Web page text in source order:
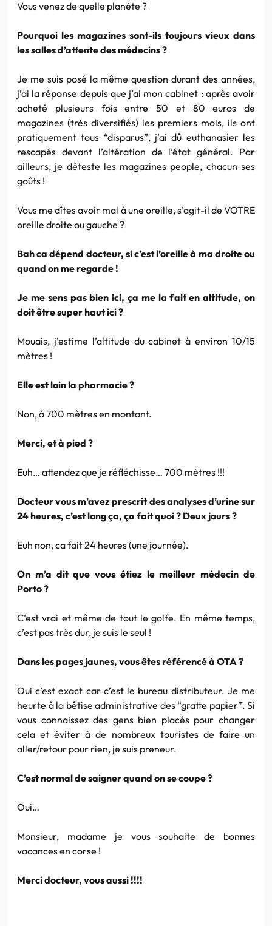
Vous venez de quelle planète ?
Pourquoi les magazines sont-ils toujours vieux dans
les salles d’attente des médecins ?
Je me suis posé la même question durant des années,
j’ai la réponse depuis que j’ai mon cabinet : après avoir
acheté plusieurs fois entre 50 et 80 euros de
magazines (très diversifiés) les premiers mois, ils ont
pratiquement tous “disparus”, j’ai dû euthanasier les
rescapés devant l’altération de l’état général. Par
ailleurs, je déteste les magazines people, chacun ses
goûts !
Vous me dîtes avoir mal à une oreille, s’agit-il de VOTRE
oreille droite ou gauche ?
Bah ca dépend docteur, si c’est l’oreille à ma droite ou
quand on me regarde !
Je me sens pas bien ici, ça me la fait en altitude, on
doit être super haut ici ?
Mouais, j’estime l’altitude du cabinet à environ 10/15
mètres !
Elle est loin la pharmacie ?
Non, à 700 mètres en montant.
Merci, et à pied ?
Euh… attendez que je réfléchisse… 700 mètres !!!
Docteur vous m’avez prescrit des analyses d’urine sur
24 heures, c’est long ça, ça fait quoi ? Deux jours ?
Euh non, ca fait 24 heures (une journée).
On m’a dit que vous étiez le meilleur médecin de
Porto ?
C’est vrai et même de tout le golfe. En même temps,
c’est pas très dur, je suis le seul !
Dans les pages jaunes, vous êtes référencé à OTA ?
Oui c’est exact car c’est le bureau distributeur. Je me
heurte à la bêtise administrative des “gratte papier”. Si
vous connaissez des gens bien placés pour changer
cela et éviter à de nombreux touristes de faire un
aller/retour pour rien, je suis preneur.
C’est normal de saigner quand on se coupe ?
Oui…
Monsieur, madame je vous souhaite de bonnes
vacances en corse !
Merci docteur, vous aussi !!!!